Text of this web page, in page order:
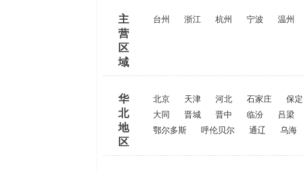
主
营
区
域
台州 浙江 杭州 宁波 温州
华
北
地
区
北京 天津 河北 石家庄 保定
大同
晋城 晋中 临汾 吕梁
鄂尔多斯
呼伦贝尔 通辽 乌海